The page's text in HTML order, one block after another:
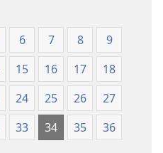
2017)2017)
6 7 8
9
15 16 17
18
24 25 26
27
33 34 35 36